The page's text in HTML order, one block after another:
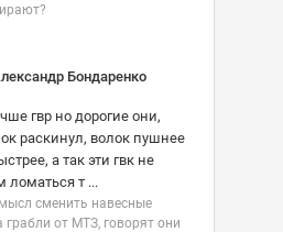
Бондаренко
гвр но дорогие они,
раскинул, волок пушнее
а так эти гвк не
ломаться т ...
сменить навесные
грабли от МТЗ, говорят они